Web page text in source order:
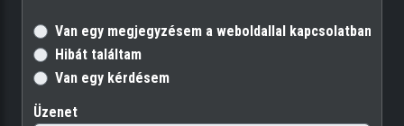
Van egy megjegyzésem a weboldallal kapcsolatban
Hibát találtam
Van egy kérdésem
Üzenet